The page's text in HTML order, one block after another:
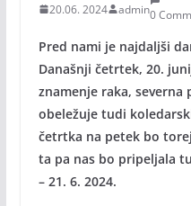
20.06. 2024 admin0
Pred nami je najdaljši
Današnji četrtek, 20.
znamenje raka, severna
obeležuje tudi
četrtka na petek bo
ta pa nas bo pripeljala
– 21. 6. 2024.